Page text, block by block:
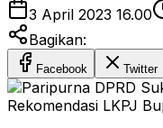
3 April 2023 16.00
Bagikan:
Facebook Twitter